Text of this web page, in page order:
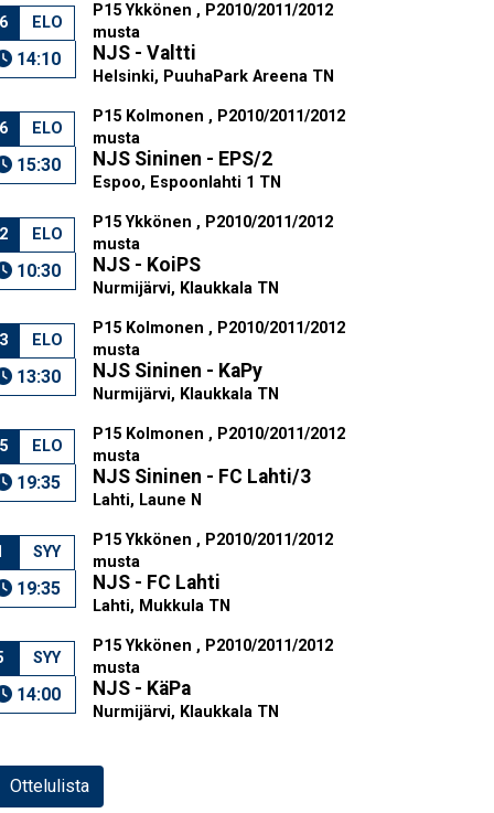
ELO
14:10
P15 Ykkönen , P2010/2011/2012
musta
NJS - Valtti
Helsinki, PuuhaPark Areena TN
ELO
15:30
P15 Kolmonen , P2010/2011/2012
musta
NJS Sininen - EPS/2
Espoo, Espoonlahti 1 TN
ELO
10:30
P15 Ykkönen , P2010/2011/2012
musta
NJS - KoiPS
Nurmijärvi, Klaukkala TN
ELO
13:30
P15 Kolmonen , P2010/2011/2012
musta
NJS Sininen - KaPy
Nurmijärvi, Klaukkala TN
ELO
19:35
P15 Kolmonen , P2010/2011/2012
musta
NJS Sininen - FC Lahti/3
Lahti, Laune N
SYY
19:35
P15 Ykkönen , P2010/2011/2012
musta
NJS - FC Lahti
Lahti, Mukkula TN
SYY
14:00
P15 Ykkönen , P2010/2011/2012
musta
NJS - KäPa
Nurmijärvi, Klaukkala TN
Ottelulista